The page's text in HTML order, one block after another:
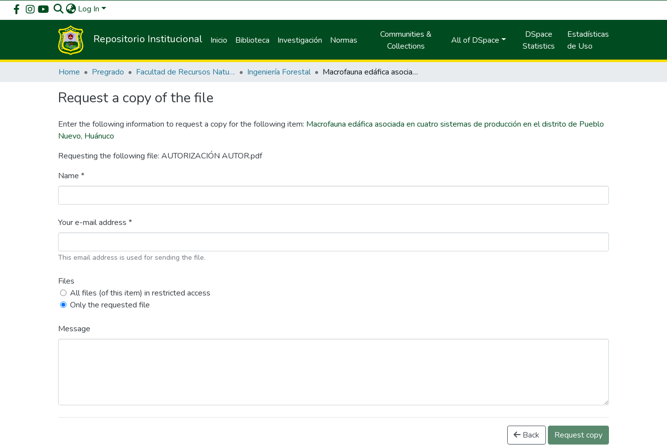
Log In
Repositorio Institucional Inicio Biblioteca Investigación Normas
Communities &
Collections
All of DSpace
DSpace
Statistics
Estadísticas
de Uso
Home Pregrado Facultad de Recursos Naturales Renovables Ingeniería Forestal Macrofauna edáfica asociada en cuatro sistemas de producción en el distrito de Pueblo Nuevo, Huánuco
Request a copy of the file
Enter the following information to request a copy for the following item: Macrofauna edáfica asociada en cuatro sistemas de producción en el distrito de Pueblo
Nuevo, Huánuco
Requesting the following file: AUTORIZACIÓN AUTOR.pdf
Name *
Your e-mail address *
This email address is used for sending the file.
Files
All files (of this item) in restricted access
Only the requested file
Message
Back Request copy